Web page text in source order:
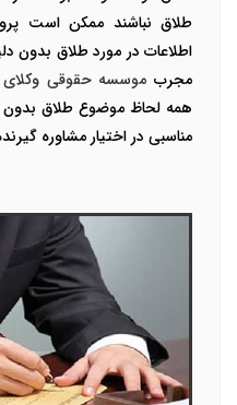
طلاق نباشند ممکن است
اطلاعات در مورد طلاق بدون
مجرب موسسه حقوقی وکلای
همه لحاظ موضوع طلاق بدون
مناسبی در اختیار مشاوره